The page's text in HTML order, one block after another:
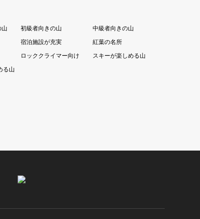
山 初級者向きの山
中級者向きの山
宿泊施設が充実
紅葉の名所
ロッククライマー向け
スキーが楽しめる山
る山